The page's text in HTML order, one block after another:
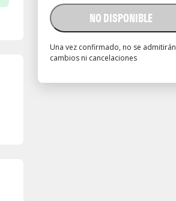
NO DISPONIBLE
Una vez confirmado, no se admitirán
cambios ni cancelaciones